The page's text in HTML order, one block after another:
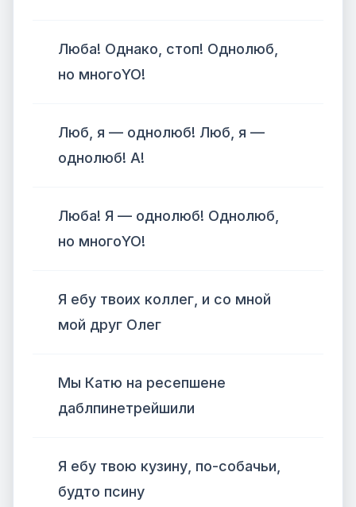
Люба! Однако, стоп! Однолюб,
но многоYO!
Люб, я — однолюб! Люб, я —
однолюб! А!
Люба! Я — однолюб! Однолюб,
но многоYO!
Я ебу твоих коллег, и со мной
мой друг Олег
Мы Катю на ресепшене
даблпинетрейшили
Я ебу твою кузину, по-собачьи,
будто псину